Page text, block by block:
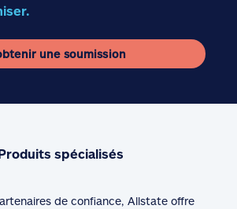
une soumission
spécialisés
de confiance, Allstate offre